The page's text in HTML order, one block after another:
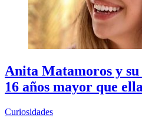
Anita Matamoros y
16 años mayor que ella
Curiosidades